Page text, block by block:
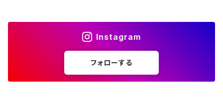
イヤリング
アクセサリー
ピアス
Instagram
フォローする